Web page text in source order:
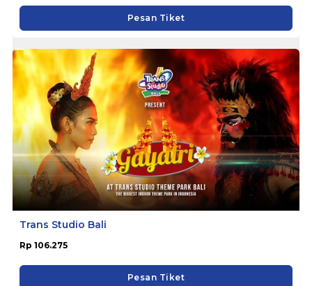
Pesan Tiket
Trans Studio Bali
Rp 106.275
Pesan Tiket